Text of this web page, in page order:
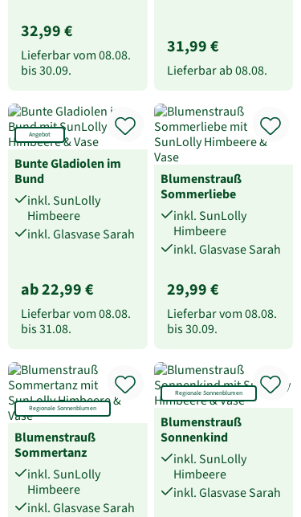
32,99 €
Lieferbar vom08.08.
bis30.09.
31,99 €
Lieferbar ab08.08.
Angebot
Bunte Gladiolen im
Bund
inkl. SunLolly
Himbeere
inkl. Glasvase Sarah
ab 22,99 €
Lieferbar vom08.08.
bis31.08.
Blumenstrauß
Sommerliebe
inkl. SunLolly
Himbeere
inkl. Glasvase Sarah
29,99 €
Lieferbar vom08.08.
bis30.09.
Regionale Sonnenblumen
Blumenstrauß
Sommertanz
inkl. SunLolly
Himbeere
inkl. Glasvase Sarah
Regionale Sonnenblumen
Blumenstrauß
Sonnenkind
inkl. SunLolly
Himbeere
inkl. Glasvase Sarah